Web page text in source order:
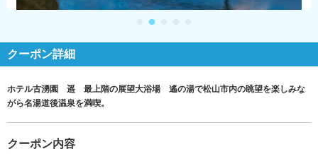
クーポン詳細
ホテル古湧園 遥 最上階の展望大浴場 遙の湯で松山市内の眺望を楽しみな
がら名湯道後温泉を満喫。
クーポン内容